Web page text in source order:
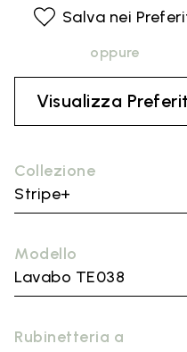
Collezione
Stripe+
Modello
Lavabo TE038
Rubinetteria a
Salva nei
oppure
Visualizza